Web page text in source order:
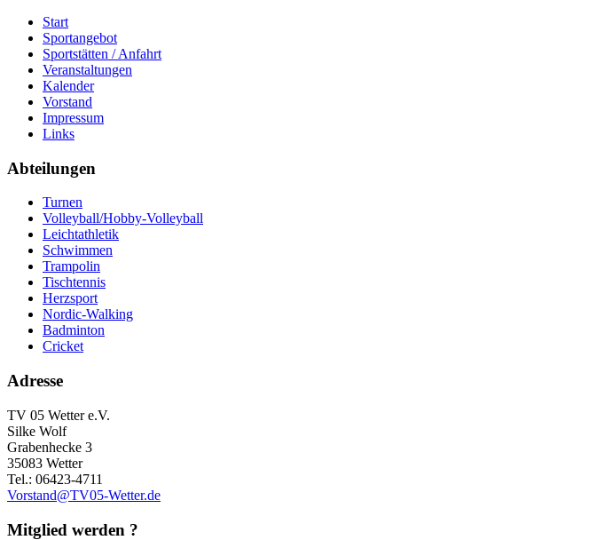
Start
Sportangebot
Sportstätten / Anfahrt
Veranstaltungen
Kalender
Vorstand
Impressum
Links
Abteilungen
Turnen
Volleyball/Hobby-Volleyball
Leichtathletik
Schwimmen
Trampolin
Tischtennis
Herzsport
Nordic-Walking
Badminton
Cricket
Adresse
TV 05 Wetter e.V.
Silke Wolf
Grabenhecke 3
35083 Wetter
Tel.: 06423-4711
Vorstand@TV05-Wetter.de
Mitglied werden ?